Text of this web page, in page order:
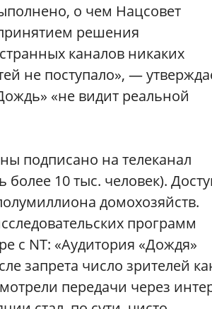
о чем Нацсовет
решения
каналов никаких
не поступало», —
«не видит реальной
подписано на телеканал
10 тыс. человек).
домохозяйств.
программ
с NT: «Аудитория «Дождя»
запрета число зрителей
передачи через